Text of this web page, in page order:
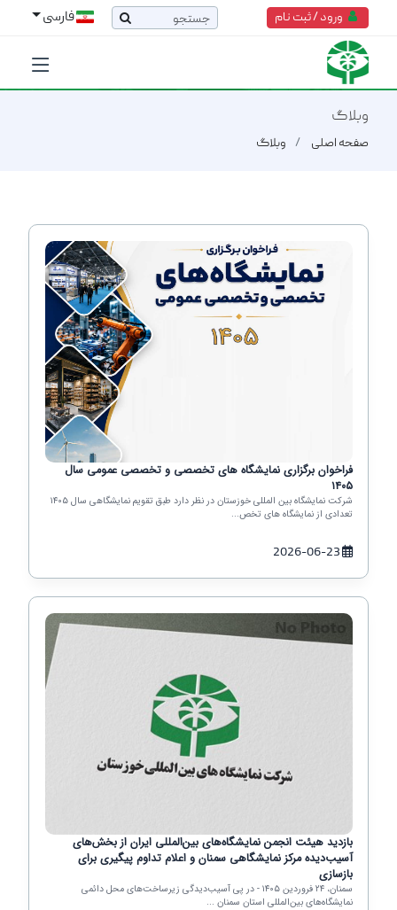
ورود / ثبت نام فارسی
وبلاگ
صفحه اصلی وبلاگ
فراخوان برگزاری نمایشگاه های تخصصی و تخصصی عمومی سال
۱۴۰۵
شرکت نمایشگاه بین المللی خوزستان در نظر دارد طبق تقویم نمایشگاهی سال ۱۴۰۵
تعدادی از نمایشگاه های تخص...
بازدید هیئت انجمن نمایشگاه‌های بین‌المللی ایران از بخش‌های
آسیب‌دیده مرکز نمایشگاهی سمنان و اعلام تداوم پیگیری برای
بازسازی
سمنان، ۲۴ فروردین ۱۴۰۵ - در پی آسیب‌دیدگی زیرساخت‌های محل دائمی
نمایشگاه‌های بین‌المللی استان سمنان ...